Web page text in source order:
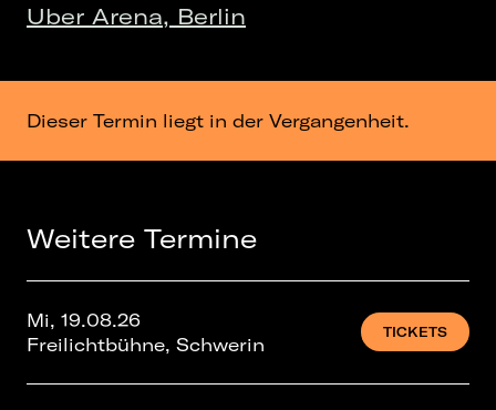
Uber Arena, Berlin
Dieser Termin liegt in der Vergangenheit.
Weitere Termine
Mi, 19.08.26
Freilichtbühne, Schwerin
TICKETS